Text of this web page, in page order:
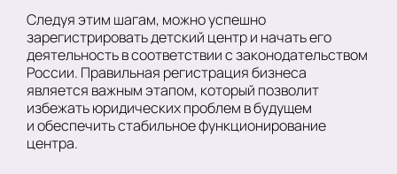
Следуя этим шагам, можно успешно
зарегистрировать детский центр и начать его
деятельность в соответствии с законодательством
России. Правильная регистрация бизнеса
является важным этапом, который позволит
избежать юридических проблем в будущем
и обеспечить стабильное функционирование
центра.